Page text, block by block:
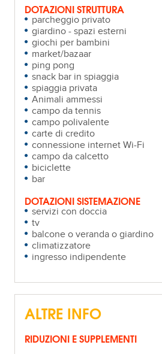
DOTAZIONI STRUTTURA
parcheggio privato
giardino - spazi esterni
giochi per bambini
market/bazaar
ping pong
snack bar in spiaggia
spiaggia privata
Animali ammessi
campo da tennis
campo polivalente
carte di credito
connessione internet Wi-Fi
campo da calcetto
biciclette
bar
DOTAZIONI SISTEMAZIONE
servizi con doccia
tv
balcone o veranda o giardino
climatizzatore
ingresso indipendente
ALTRE INFO
RIDUZIONI E SUPPLEMENTI